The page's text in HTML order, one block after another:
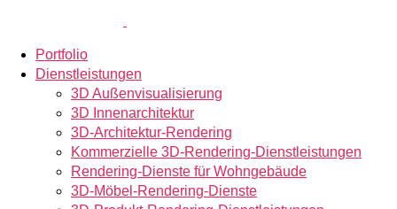
Portfolio
Dienstleistungen
3D Außenvisualisierung
3D Innenarchitektur
3D-Architektur-Rendering
Kommerzielle 3D-Rendering-Dienstleistungen
Rendering-Dienste für Wohngebäude
3D-Möbel-Rendering-Dienste